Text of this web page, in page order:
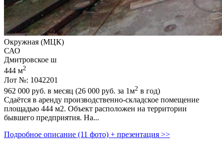
Окружная (МЦК)
САО
Дмитровское ш
444 м2
Лот №: 1042201
962 000 руб. в месяц (26 000 руб. за 1м2 в год)
Сдаётся в аренду производственно-складское помещение
площадью 444 м2. Объект расположен на территории
бывшего предприятия. На...
Подробное описание (11 фото) + презентация >>